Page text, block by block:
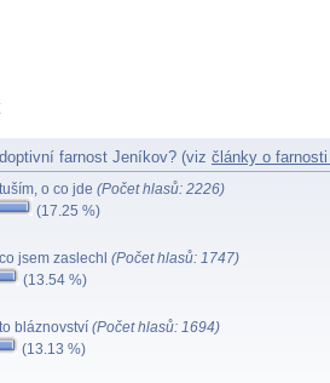
farnost Jeníkov? (viz články o
o co jde (Počet hlasů: 2226)
(17.25 %)
jsem zaslechl (Počet hlasů: 1747)
(13.54 %)
bláznovství (Počet hlasů: 1694)
(13.13 %)